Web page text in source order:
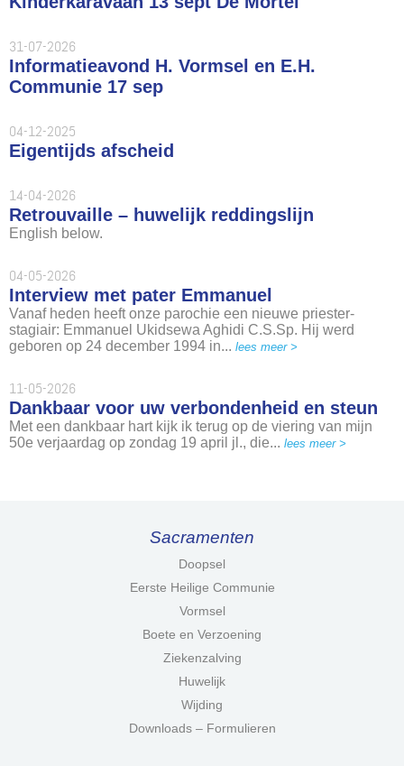
31-07-2026
Informatieavond H. Vormsel en E.H.
Communie 17 sep
04-12-2025
Eigentijds afscheid
14-04-2026
Retrouvaille – huwelijk reddingslijn
English below.
04-05-2026
Interview met pater Emmanuel
Vanaf heden heeft onze parochie een nieuwe priester-
stagiair: Emmanuel Ukidsewa Aghidi C.S.Sp. Hij werd
geboren op 24 december 1994 in... lees meer >
11-05-2026
Dankbaar voor uw verbondenheid en steun
Met een dankbaar hart kijk ik terug op de viering van mijn
50e verjaardag op zondag 19 april jl., die... lees meer >
Sacramenten
Doopsel
Eerste Heilige Communie
Vormsel
Boete en Verzoening
Ziekenzalving
Huwelijk
Wijding
Downloads – Formulieren